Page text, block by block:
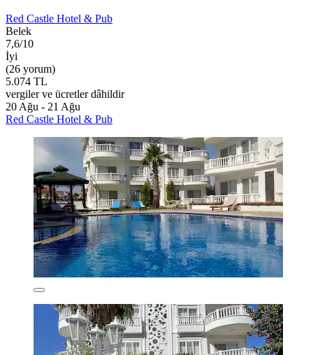
Red Castle Hotel & Pub
Belek
7,6/10
İyi
(26 yorum)
5.074 TL
vergiler ve ücretler dâhildir
20 Ağu - 21 Ağu
Red Castle Hotel & Pub